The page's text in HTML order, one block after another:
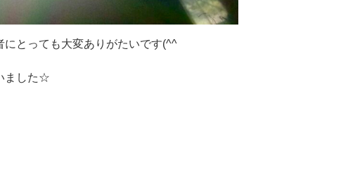
にとっても大変ありがたいです(^^
ました☆